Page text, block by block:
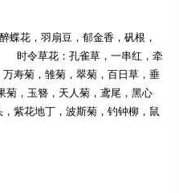
蝶花，羽扇豆，郁金香，矾根，
时令草花：孔雀草，一串红，牵
寿菊，雏菊，翠菊，百日草，垂
，玉簪，天人菊，鸢尾，黑心
紫花地丁，波斯菊，钓钟柳，鼠